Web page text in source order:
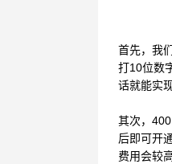
首先，我
打10位数
话就能实
其次，
后即可开
费用会较